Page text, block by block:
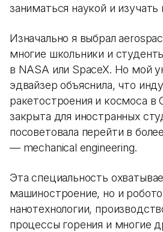
заниматься наукой и изучать
Изначально я выбрал
многие школьники и
в NASA или SpaceX. Но мой
эдвайзер объяснила, что
ракетостроения и космоса
закрыта для иностранных
посоветовала перейти в
— mechanical engineering.
Эта специальность
машиностроение, но и
нанотехнологии,
процессы горения и многие